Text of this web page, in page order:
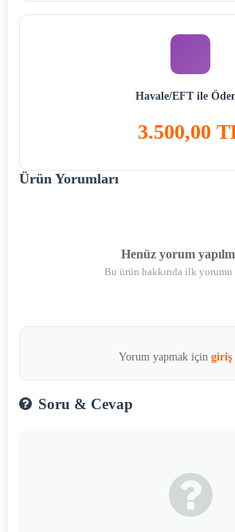
Havale/EFT ile
3.500,00
Ürün Yorumları
Henüz yorum
Bu ürün hakkında ilk yorumu
Yorum yapmak için giriş
Soru & Cevap